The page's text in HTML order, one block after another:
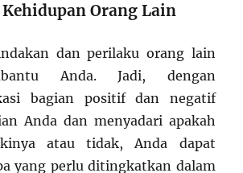
Orang Lain
dan perilaku orang lain
Anda. Jadi, dengan
bagian positif dan negatif
Anda dan menyadari apakah
atau tidak, Anda dapat
yang perlu ditingkatkan dalam